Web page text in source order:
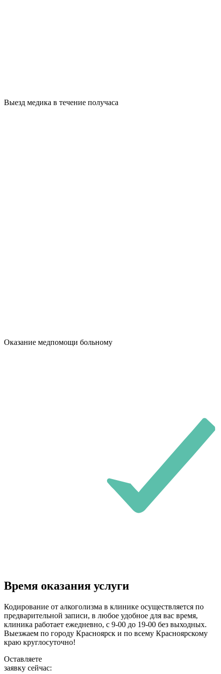
Выезд медика в течение получаса
Оказание медпомощи больному
Время оказания услуги
Кодирование от алкоголизма в клинике осуществляется по
предварительной записи, в любое удобное для вас время,
клиника работает ежедневно, с 9-00 до 19-00 без выходных.
Выезжаем по городу Красноярск и по всему Красноярскому
краю круглосуточно!
Оставляете
заявку сейчас: